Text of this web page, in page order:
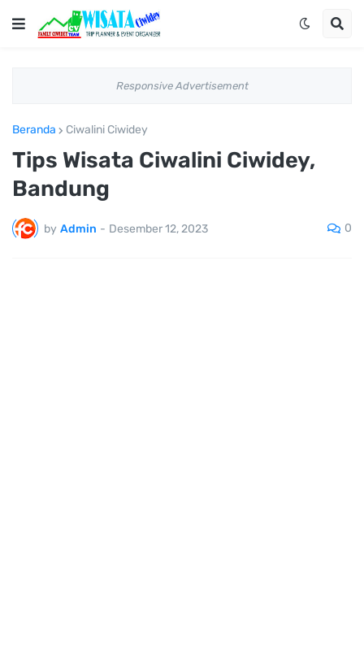
Responsive Advertisement
Beranda Ciwalini Ciwidey
Tips Wisata Ciwalini Ciwidey,
Bandung
by Admin - Desember 12, 2023 0